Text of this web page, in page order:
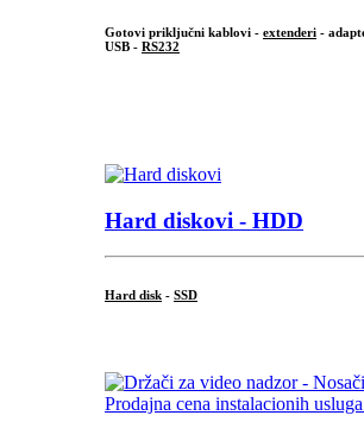
Gotovi priključni kablovi - extenderi -
USB - RS232
Hard diskovi - HDD
Hard disk - SSD